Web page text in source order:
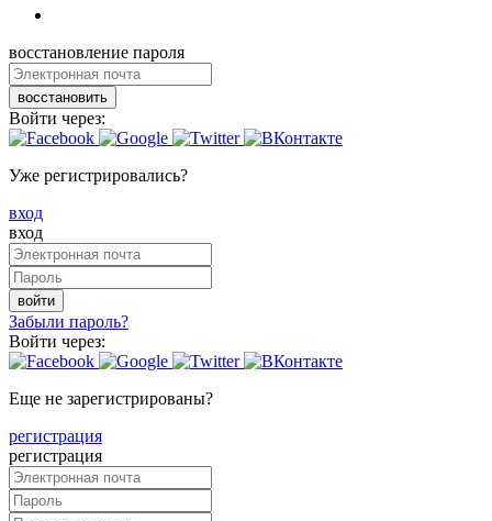
восстановление пароля
восстановить
Войти через:
Уже регистрировались?
вход
вход
войти
Забыли пароль?
Войти через:
Еще не зарегистрированы?
регистрация
регистрация